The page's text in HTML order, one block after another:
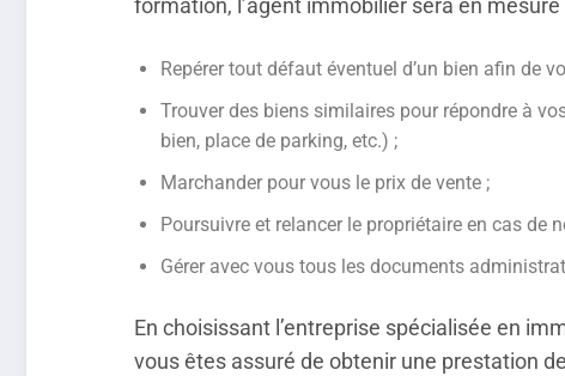
formation, l’agent immobilier sera en mesure
Repérer tout défaut éventuel d’un bien afin de
Trouver des biens similaires pour répondre à
bien, place de parking, etc.) ;
Marchander pour vous le prix de vente ;
Poursuivre et relancer le propriétaire en cas de
Gérer avec vous tous les documents
En choisissant l’entreprise spécialisée en
vous êtes assuré de obtenir une prestation